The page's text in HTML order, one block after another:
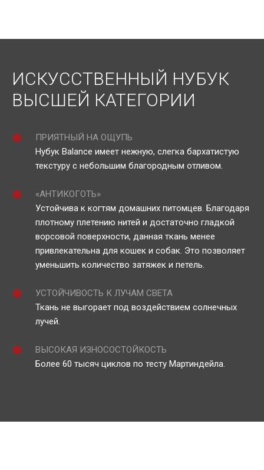
ИСКУССТВЕННЫЙ НУБУК
ВЫСШЕЙ КАТЕГОРИИ
ПРИЯТНЫЙ НА ОЩУПЬ
Нубук Balance имеет нежную, слегка бархатистую
текстуру с небольшим благородным отливом.
«АНТИКОГОТЬ»
Устойчива к когтям домашних питомцев. Благодаря
плотному плетению нитей и достаточно гладкой
ворсовой поверхности, данная ткань менее
привлекательна для кошек и собак. Это позволяет
уменьшить количество затяжек и петель.
УСТОЙЧИВОСТЬ К ЛУЧАМ СВЕТА
Ткань не выгорает под воздействием солнечных
лучей.
ВЫСОКАЯ ИЗНОСОСТОЙКОСТЬ
Более 60 тысяч циклов по тесту Мартиндейла.